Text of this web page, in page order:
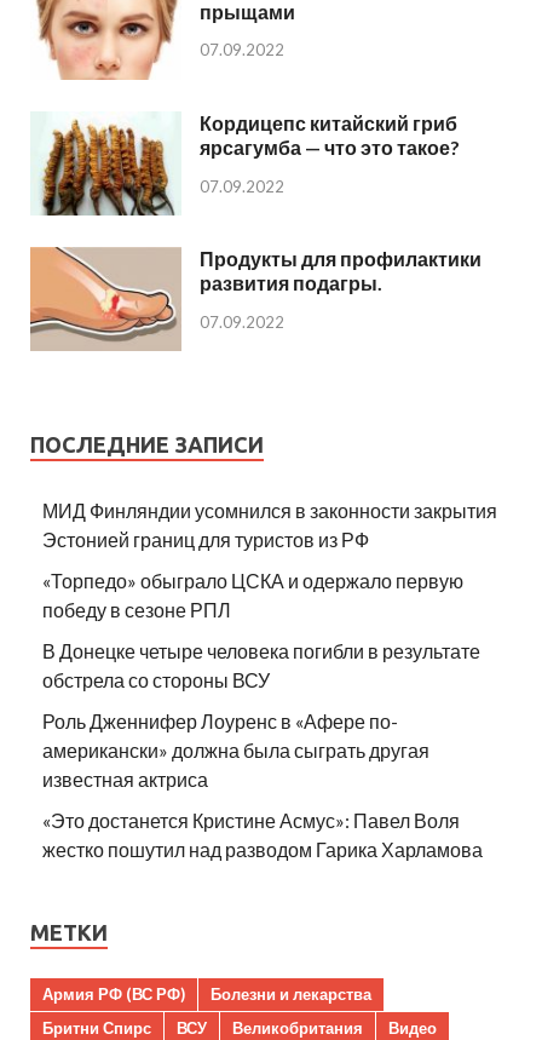
прыщами
07.09.2022
Кордицепс китайский гриб
ярсагумба — что это такое?
07.09.2022
Продукты для профилактики
развития подагры.
07.09.2022
ПОСЛЕДНИЕ ЗАПИСИ
МИД Финляндии усомнился в законности закрытия
Эстонией границ для туристов из РФ
«Торпедо» обыграло ЦСКА и одержало первую
победу в сезоне РПЛ
В Донецке четыре человека погибли в результате
обстрела со стороны ВСУ
Роль Дженнифер Лоуренс в «Афере по-
американски» должна была сыграть другая
известная актриса
«Это достанется Кристине Асмус»: Павел Воля
жестко пошутил над разводом Гарика Харламова
МЕТКИ
Армия РФ (ВС РФ)
Болезни и лекарства
Бритни Спирс
ВСУ Великобритания
Видео